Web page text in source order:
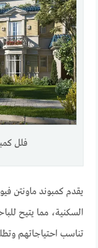
فلل كمبوند
السكنية، مما يتيح
تناسب احتياجاتهم